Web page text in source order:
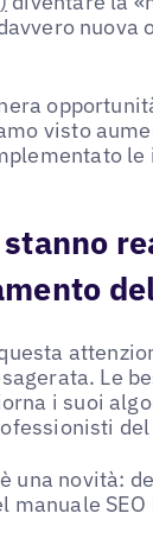
nuova
visto
Le
i suoi
una novità: